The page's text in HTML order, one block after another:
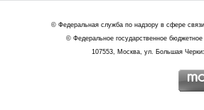
© Федеральная служба по надзору в сфере
© Федеральное государственное
107553, Москва, ул. Большая